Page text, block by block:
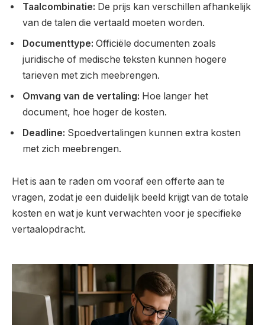
Taalcombinatie: De prijs kan verschillen afhankelijk
van de talen die vertaald moeten worden.
Documenttype: Officiële documenten zoals
juridische of medische teksten kunnen hogere
tarieven met zich meebrengen.
Omvang van de vertaling: Hoe langer het
document, hoe hoger de kosten.
Deadline: Spoedvertalingen kunnen extra kosten
met zich meebrengen.
Het is aan te raden om vooraf een offerte aan te
vragen, zodat je een duidelijk beeld krijgt van de totale
kosten en wat je kunt verwachten voor je specifieke
vertaalopdracht.